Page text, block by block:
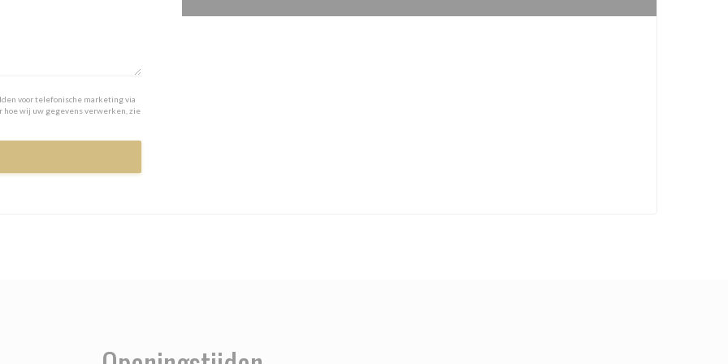
voor telefonische marketing via
hoe wij uw gegevens verwerken, zie